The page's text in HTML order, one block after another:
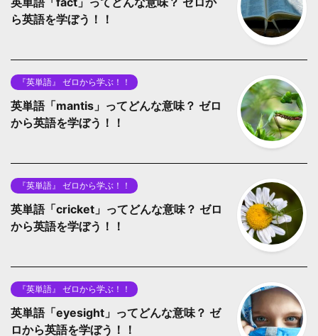
ら英語を学ぼう！！
『英単語』 ゼロから学ぶ！！
英単語「mantis」ってどんな意味？ ゼロ
から英語を学ぼう！！
『英単語』 ゼロから学ぶ！！
英単語「cricket」ってどんな意味？ ゼロ
から英語を学ぼう！！
『英単語』 ゼロから学ぶ！！
英単語「eyesight」ってどんな意味？ ゼ
ロから英語を学ぼう！！